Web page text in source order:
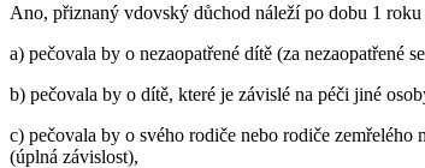
Ano, přiznaný vdovský důchod náleží po dobu 1
a) pečovala by o nezaopatřené dítě (za nezaopatřené
b) pečovala by o dítě, které je závislé na péči jiné
c) pečovala by o svého rodiče nebo rodiče
(úplná závislost),